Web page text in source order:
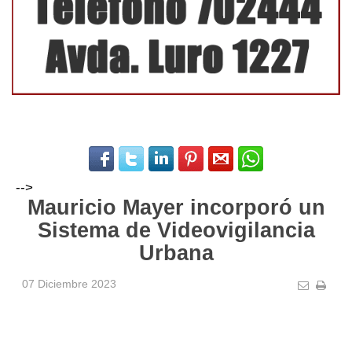
-->
Mauricio Mayer incorporó un
Sistema de Videovigilancia
Urbana
07 Diciembre 2023